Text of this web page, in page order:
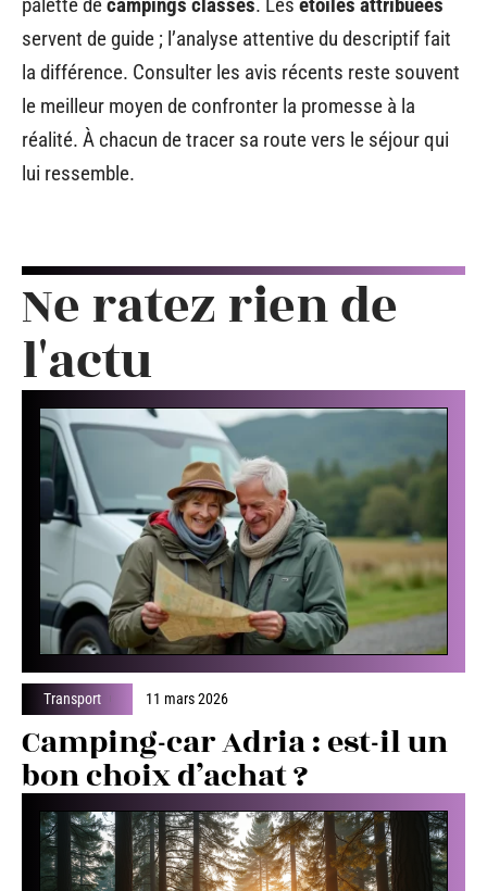
servent de guide ; l’analyse attentive du descriptif fait
la différence. Consulter les avis récents reste souvent
le meilleur moyen de confronter la promesse à la
réalité. À chacun de tracer sa route vers le séjour qui
lui ressemble.
Ne ratez rien de
l'actu
Transport 11 mars 2026
Camping-car Adria : est-il un
bon choix d’achat ?